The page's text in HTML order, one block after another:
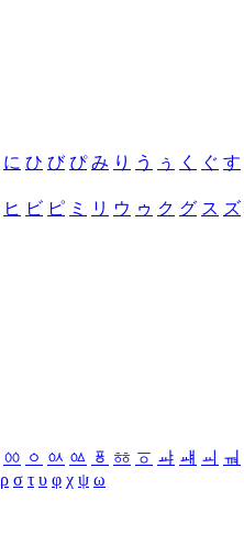
に ひ び ぴ み り う ぅ く ぐ す
ヒ ビ ピ ミ リ ウ ゥ ク グ ス ズ
ㆀ ㆁ ㆂ ㆃ ㆄ ㆅ ㆆ ㆇ ㆈ ㆉ ㆊ
ρ σ τ υ φ χ ψ ω